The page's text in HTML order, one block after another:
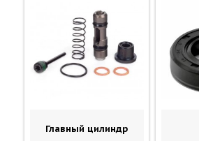
Главный цилиндр